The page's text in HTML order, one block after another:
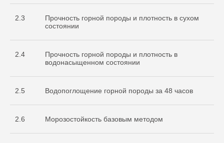
2.3
Прочность горной породы и плотность в сухом
состоянии
2.4
Прочность горной породы и плотность в
водонасыщенном состоянии
2.5 Водопоглощение горной породы за 48 часов
2.6 Морозостойкость базовым методом